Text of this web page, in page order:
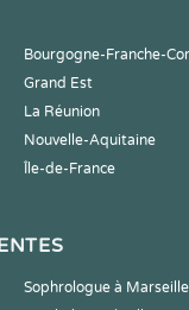
Bourgogne-Franche-
Grand Est
La Réunion
Nouvelle-Aquitaine
Île-de-France
Sophrologue à Marseille